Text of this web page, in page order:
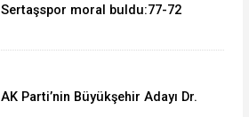
Sertaşspor moral buldu:77-72
AK Parti’nin Büyükşehir Adayı Dr.